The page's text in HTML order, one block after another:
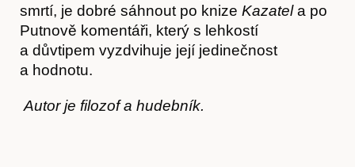
smrtí, je dobré sáhnout po knize Kazatela po
Putnově komentáři, který s lehkostí
a důvtipem vyzdvihuje její jedinečnost
a hodnotu.
Autor je filozof a hudebník.